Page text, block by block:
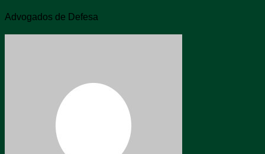
Advogados de Defesa